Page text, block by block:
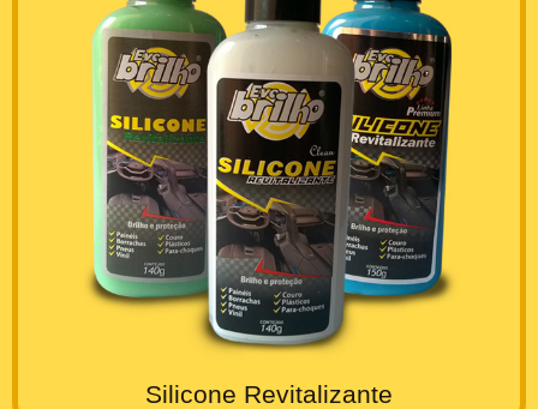
Silicone Revitalizante